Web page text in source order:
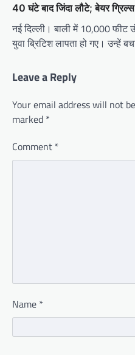
40 घंटे बाद जिंदा लौटे; बेयर
नई दिल्ली। बाली में 10,000 फीट
युवा ब्रिटिश लापता हो गए। उन्हें
Leave a Reply
Your email address will not
marked *
Comment *
Name *